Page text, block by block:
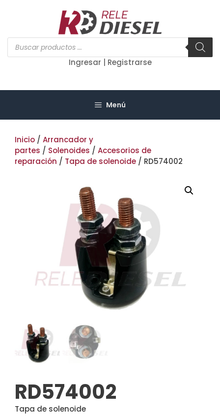
Búsqueda
de
productos
Ingresar | Registrarse
Menú
Inicio / Arrancador y
partes / Solenoides / Accesorios de
reparación / Tapa de solenoide / RD574002
RD574002
Tapa de solenoide